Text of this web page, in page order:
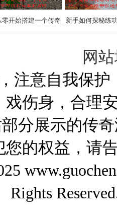
零开始搭建一个传奇
完整流程与盈利攻略
新手如何探秘练
冒险全攻略带
网
注意自我保
戏伤身，合理
分展示的传
您的权益，请
Rights